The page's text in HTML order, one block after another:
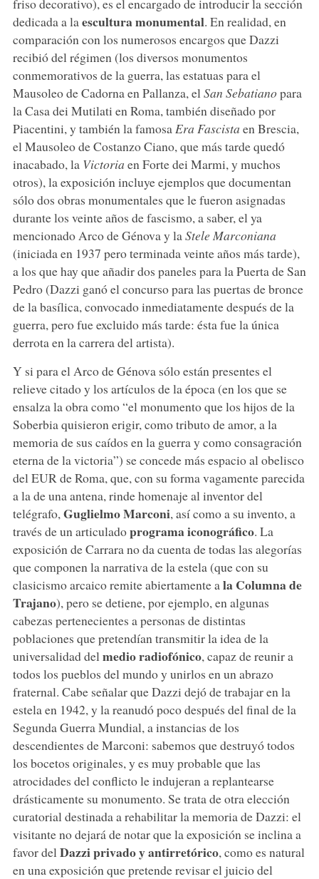
dedicada a la escultura monumental. En realidad, en
comparación con los numerosos encargos que Dazzi
recibió del régimen (los diversos monumentos
conmemorativos de la guerra, las estatuas para el
Mausoleo de Cadorna en Pallanza, el San Sebatianopara
la Casa dei Mutilati en Roma, también diseñado por
Piacentini, y también la famosa Era Fascista en Brescia,
el Mausoleo de Costanzo Ciano, que más tarde quedó
inacabado, la Victoria en Forte dei Marmi, y muchos
otros), la exposición incluye ejemplos que documentan
sólo dos obras monumentales que le fueron asignadas
durante los veinte años de fascismo, a saber, el ya
mencionado Arco de Génova y la Stele Marconiana
(iniciada en 1937 pero terminada veinte años más tarde),
a los que hay que añadir dos paneles para la Puerta de San
Pedro (Dazzi ganó el concurso para las puertas de bronce
de la basílica, convocado inmediatamente después de la
guerra, pero fue excluido más tarde: ésta fue la única
derrota en la carrera del artista).
Y si para el Arco de Génova sólo están presentes el
relieve citado y los artículos de la época (en los que se
ensalza la obra como “el monumento que los hijos de la
Soberbia quisieron erigir, como tributo de amor, a la
memoria de sus caídos en la guerra y como consagración
eterna de la victoria”) se concede más espacio al obelisco
del EUR de Roma, que, con su forma vagamente parecida
a la de una antena, rinde homenaje al inventor del
telégrafo, Guglielmo Marconi, así como a su invento, a
través de un articuladoprograma iconográfico. La
exposición de Carrara no da cuenta de todas las alegorías
que componen la narrativa de la estela (que con su
clasicismo arcaico remite abiertamente a la Columna de
Trajano), pero se detiene, por ejemplo, en algunas
cabezas pertenecientes a personas de distintas
poblaciones que pretendían transmitir la idea de la
universalidad del medio radiofónico, capaz de reunir a
todos los pueblos del mundo y unirlos en un abrazo
fraternal. Cabe señalar que Dazzi dejó de trabajar en la
estela en 1942, y la reanudó poco después del final de la
Segunda Guerra Mundial, a instancias de los
descendientes de Marconi: sabemos que destruyó todos
los bocetos originales, y es muy probable que las
atrocidades del conflicto le indujeran a replantearse
drásticamente su monumento. Se trata de otra elección
curatorial destinada a rehabilitar la memoria de Dazzi: el
visitante no dejará de notar que la exposición se inclina a
favor del Dazzi privado y antirretórico, como es natural
en una exposición que pretende revisar el juicio del